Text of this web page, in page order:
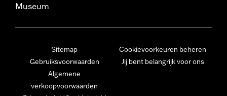
Museum
Sitemap
Gebruiksvoorwaarden
Algemene
verkoopvoorwaarden
Cookievoorkeuren beheren
Jij bent belangrijk voor ons